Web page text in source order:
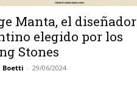
Manta, el diseñador
elegido por los
Stones
Boetti - 29/06/2024